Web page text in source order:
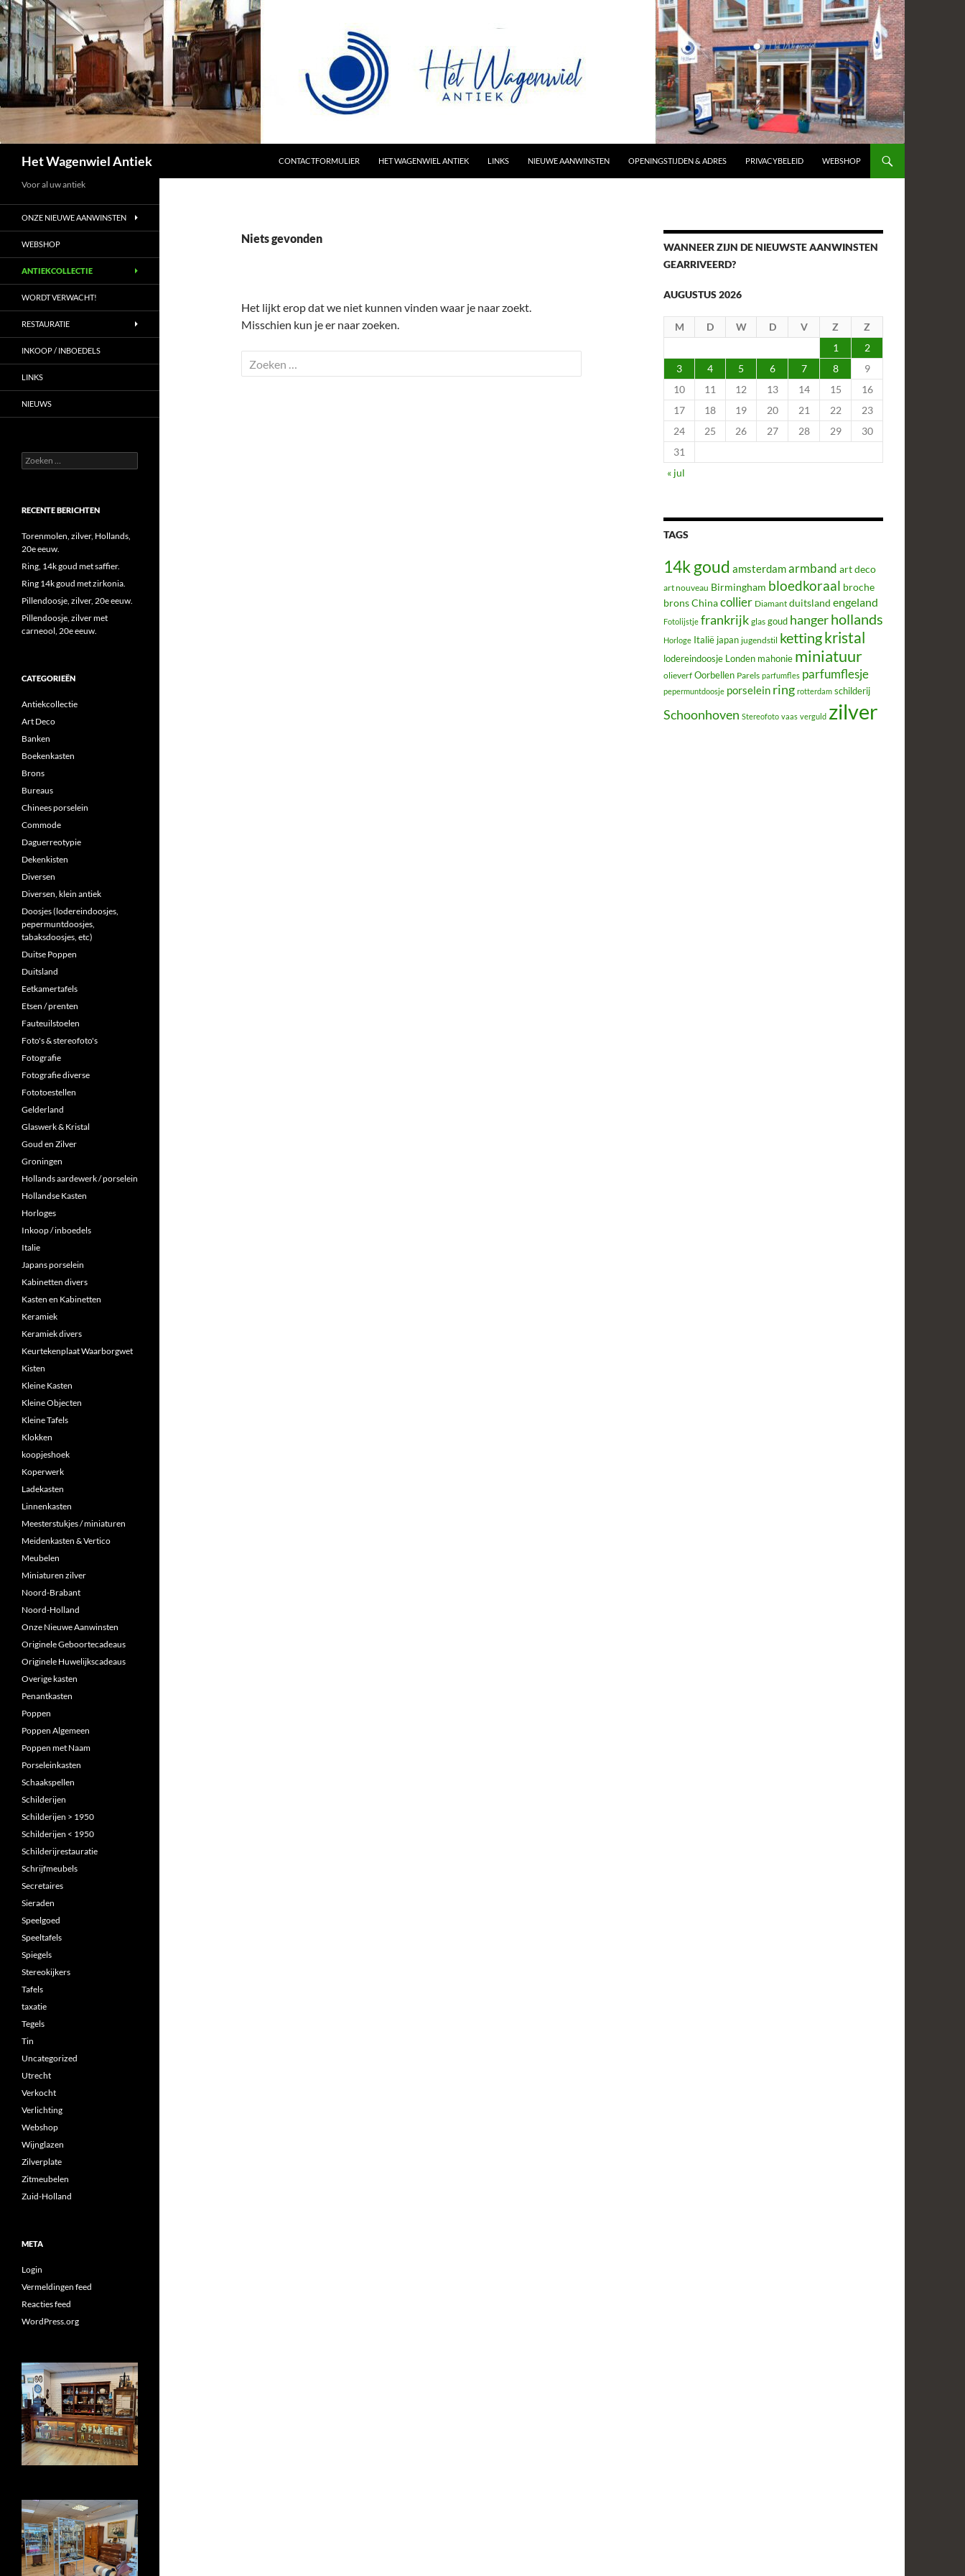
Het Wagenwiel Antiek
CONTACTFORMULIER
HET WAGENWIEL ANTIEK LINKS NIEUWE AANWINSTEN OPENINGSTIJDEN & ADRES PRIVACYBELEID WEBSHOP
Niets gevonden
Het lijkt erop dat we niet kunnen vinden waar je naar zoekt.
Misschien kun je er naar zoeken.
Zoeken
naar:
WANNEER ZIJN DE NIEUWSTE AANWINSTEN
GEARRIVEERD?
AUGUSTUS 2026
M D W D V Z
Z
1
2
3
4 5 6 7 8
9
10
11 12 13 14 15
16
17
18 19 20 21 22
23
24
25 26 27 28 29
30
31
« jul
TAGS
14k goud amsterdamarmband art deco
art nouveau Birmingham bloedkoraal broche
bronsChinacollier Diamant duitsland engeland
Fotolijstje frankrijk glas goud hangerhollands
Horloge Italië japan jugendstil kettingkristal
lodereindoosje Londen mahonie miniatuur
olieverf Oorbellen Parels parfumfles parfumflesje
pepermuntdoosje porselein ring rotterdam schilderij
Schoonhoven Stereofoto vaas verguld zilver
Voor al uw antiek
ONZE NIEUWE AANWINSTEN
WEBSHOP
ANTIEKCOLLECTIE
WORDT VERWACHT!
RESTAURATIE
INKOOP / INBOEDELS
LINKS
NIEUWS
Zoeken
naar:
RECENTE BERICHTEN
Torenmolen, zilver, Hollands,
20e eeuw.
Ring, 14k goud met saffier.
Ring 14k goud met zirkonia.
Pillendoosje, zilver, 20e eeuw.
Pillendoosje, zilver met
carneool, 20e eeuw.
CATEGORIEËN
Antiekcollectie
Art Deco
Banken
Boekenkasten
Brons
Bureaus
Chinees porselein
Commode
Daguerreotypie
Dekenkisten
Diversen
Diversen, klein antiek
Doosjes (lodereindoosjes,
pepermuntdoosjes,
tabaksdoosjes, etc)
Duitse Poppen
Duitsland
Eetkamertafels
Etsen / prenten
Fauteuilstoelen
Foto's & stereofoto's
Fotografie
Fotografie diverse
Fototoestellen
Gelderland
Glaswerk & Kristal
Goud en Zilver
Groningen
Hollands aardewerk / porselein
Hollandse Kasten
Horloges
Inkoop / inboedels
Italie
Japans porselein
Kabinetten divers
Kasten en Kabinetten
Keramiek
Keramiek divers
Keurtekenplaat Waarborgwet
Kisten
Kleine Kasten
Kleine Objecten
Kleine Tafels
Klokken
koopjeshoek
Koperwerk
Ladekasten
Linnenkasten
Meesterstukjes / miniaturen
Meidenkasten & Vertico
Meubelen
Miniaturen zilver
Noord-Brabant
Noord-Holland
Onze Nieuwe Aanwinsten
Originele Geboortecadeaus
Originele Huwelijkscadeaus
Overige kasten
Penantkasten
Poppen
Poppen Algemeen
Poppen met Naam
Porseleinkasten
Schaakspellen
Schilderijen
Schilderijen > 1950
Schilderijen < 1950
Schilderijrestauratie
Schrijfmeubels
Secretaires
Sieraden
Speelgoed
Speeltafels
Spiegels
Stereokijkers
Tafels
taxatie
Tegels
Tin
Uncategorized
Utrecht
Verkocht
Verlichting
Webshop
Wijnglazen
Zilverplate
Zitmeubelen
Zuid-Holland
META
Login
Vermeldingen feed
Reacties feed
WordPress.org